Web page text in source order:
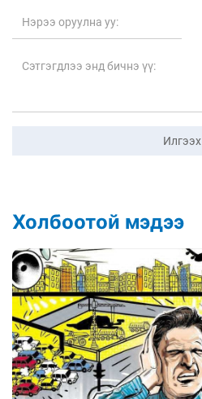
Илгээх
Холбоотой мэдээ